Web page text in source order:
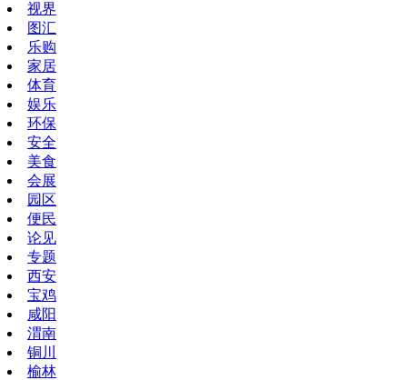
视界
图汇
乐购
家居
体育
娱乐
环保
安全
美食
会展
园区
便民
论见
专题
西安
宝鸡
咸阳
渭南
铜川
榆林